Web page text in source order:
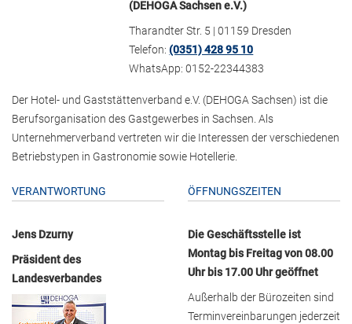
(DEHOGA Sachsen e.V.)
Tharandter Str. 5 | 01159 Dresden
Telefon:(0351) 428 95 10
WhatsApp: 0152-22344383
Der Hotel- und Gaststättenverband e.V. (DEHOGA Sachsen) ist die
Berufsorganisation des Gastgewerbes in Sachsen. Als
Unternehmerverband vertreten wir die Interessen der verschiedenen
Betriebstypen in Gastronomie sowie Hotellerie.
VERANTWORTUNG
Jens Dzurny
Präsident des
Landesverbandes
ÖFFNUNGSZEITEN
Die Geschäftsstelle ist
Montag bis Freitag von 08.00
Uhr bis 17.00 Uhr geöffnet
Außerhalb der Bürozeiten sind
Terminvereinbarungen jederzeit